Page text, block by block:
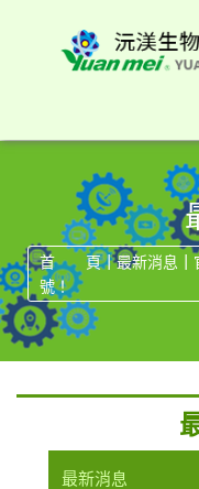
首 頁 | 最新消息 |
號！
最新消息